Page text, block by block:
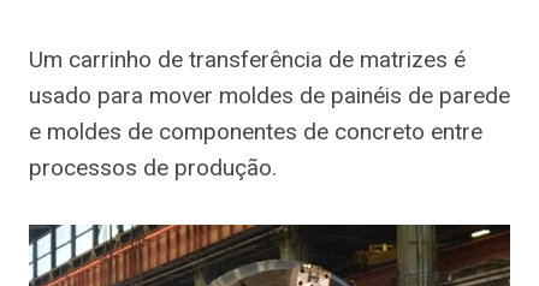
Um carrinho de transferência de matrizes é
usado para mover moldes de painéis de parede
e moldes de componentes de concreto entre
processos de produção.